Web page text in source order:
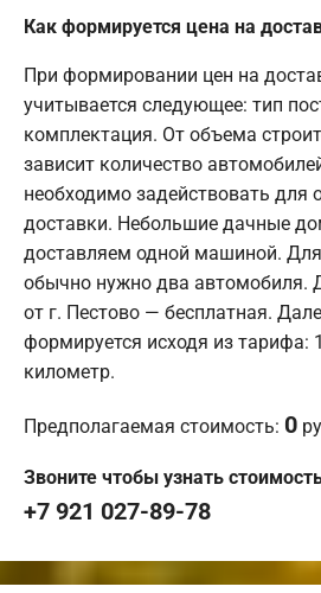
Как формируется цена на
При формировании цен на
учитывается следующее: тип
комплектация. От объема
зависит количество
необходимо задействовать для
доставки. Небольшие дачные
доставляем одной машиной.
обычно нужно два автомобиля.
от г. Пестово — бесплатная.
формируется исходя из тарифа:
километр.
Предполагаемая стоимость: 0
Звоните чтобы узнать
+7 921 027-89-78